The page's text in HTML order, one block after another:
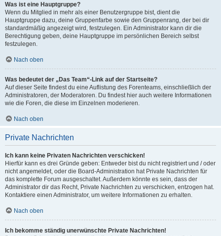
Was ist eine Hauptgruppe?
Wenn du Mitglied in mehr als einer Benutzergruppe bist, dient die
Hauptgruppe dazu, deine Gruppenfarbe sowie den Gruppenrang, der bei dir
standardmäßig angezeigt wird, festzulegen. Ein Administrator kann dir die
Berechtigung geben, deine Hauptgruppe im persönlichen Bereich selbst
festzulegen.
Nach oben
Was bedeutet der „Das Team“-Link auf der Startseite?
Auf dieser Seite findest du eine Auflistung des Forenteams, einschließlich der
Administratoren, der Moderatoren. Du findest hier auch weitere Informationen
wie die Foren, die diese im Einzelnen moderieren.
Nach oben
Private Nachrichten
Ich kann keine Privaten Nachrichten verschicken!
Hierfür kann es drei Gründe geben: Entweder bist du nicht registriert und / oder
nicht angemeldet, oder die Board-Administration hat Private Nachrichten für
das komplette Forum ausgeschaltet. Außerdem könnte es sein, dass der
Administrator dir das Recht, Private Nachrichten zu verschicken, entzogen hat.
Kontaktiere einen Administrator, um weitere Informationen zu erhalten.
Nach oben
Ich bekomme ständig unerwünschte Private Nachrichten!